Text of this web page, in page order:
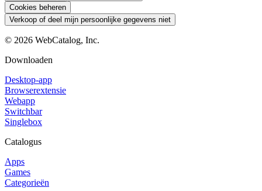
Cookies beheren
Verkoop of deel mijn persoonlijke gegevens niet
© 2026 WebCatalog, Inc.
Downloaden
Desktop-app
Browserextensie
Webapp
Switchbar
Singlebox
Catalogus
Apps
Games
Categorieën